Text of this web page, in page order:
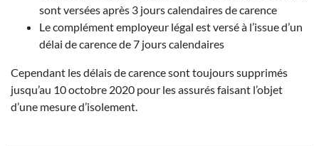
sont versées après 3 jours calendaires de carence
Le complément employeur légal est versé à l’issue d’un
délai de carence de 7 jours calendaires
Cependant les délais de carence sont toujours supprimés
jusqu’au 10 octobre 2020 pour les assurés faisant l’objet
d’une mesure d’isolement.